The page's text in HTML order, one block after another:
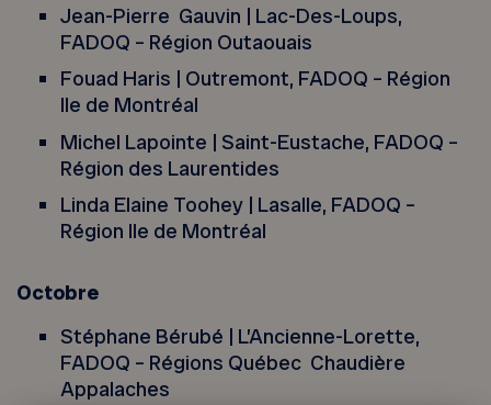
Jean-Pierre Gauvin | Lac-Des-Loups,
FADOQ – Région Outaouais
Fouad Haris | Outremont, FADOQ – Région
Ile de Montréal
Michel Lapointe | Saint-Eustache, FADOQ –
Région des Laurentides
Linda Elaine Toohey | Lasalle, FADOQ –
Région Ile de Montréal
Octobre
Stéphane Bérubé | L’Ancienne-Lorette,
FADOQ – Régions Québec Chaudière
Appalaches